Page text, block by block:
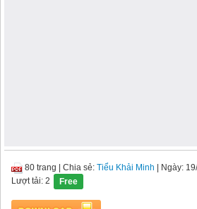
80 trang Chia sẻ: Tiểu Khải Minh | Ngày:
Lượt tải: 2
Free